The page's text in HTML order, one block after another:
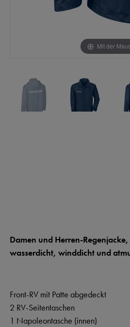
Mit der
Damen und Herren-
wasserdicht, winddicht und
Front-RV mit Patte abgedeckt
2 RV-Seitentaschen
1 Napoleontasche (innen)